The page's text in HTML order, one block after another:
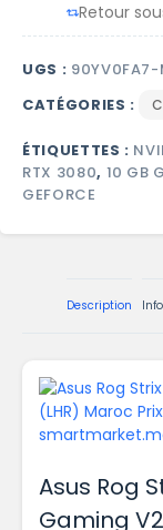
Retour
UGS :
CATÉGORIES :
ÉTIQUETTES :
RTX 3080, 10 GB
GEFORCE
Description
Asus Rog
Gaming